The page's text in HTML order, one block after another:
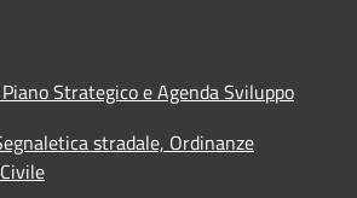
Strategico e Agenda Sviluppo
stradale, Ordinanze